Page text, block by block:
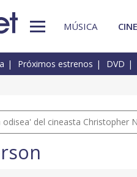
MÚSICA CINE
Próximos estrenos DVD
del cineasta Christopher